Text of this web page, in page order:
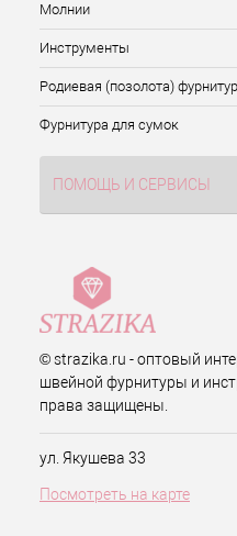
Молнии
Инструменты
Родиевая (позолота)
Фурнитура для сумок
ПОМОЩЬ И СЕРВИСЫ
© strazika.ru - оптовый
швейной фурнитуры и
права защищены.
ул. Якушева 33
Посмотреть на карте